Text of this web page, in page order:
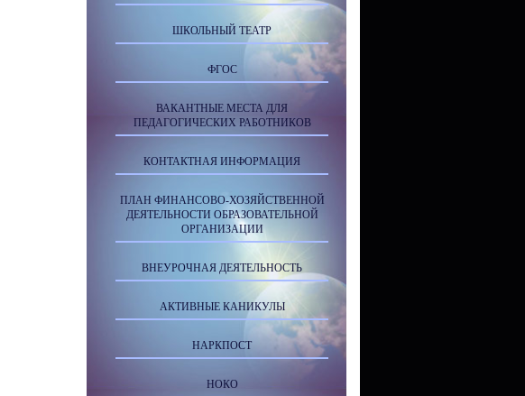
ШКОЛЬНЫЙ ТЕАТР
ФГОС
ВАКАНТНЫЕ МЕСТА ДЛЯ
ПЕДАГОГИЧЕСКИХ РАБОТНИКОВ
КОНТАКТНАЯ ИНФОРМАЦИЯ
ПЛАН ФИНАНСОВО-ХОЗЯЙСТВЕННОЙ
ДЕЯТЕЛЬНОСТИ ОБРАЗОВАТЕЛЬНОЙ
ОРГАНИЗАЦИИ
ВНЕУРОЧНАЯ ДЕЯТЕЛЬНОСТЬ
АКТИВНЫЕ КАНИКУЛЫ
НАРКПОСТ
НОКО